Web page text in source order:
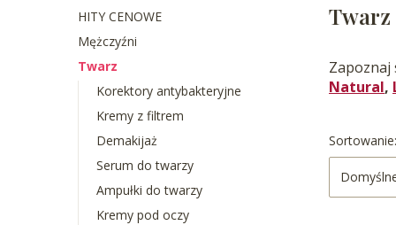
HITY CENOWE
Mężczyźni
Twarz
Korektory antybakteryjne
Kremy z filtrem
Demakijaż
Serum do twarzy
Ampułki do twarzy
Kremy pod oczy
Twarz
Natural,
Lista
Sortowanie: